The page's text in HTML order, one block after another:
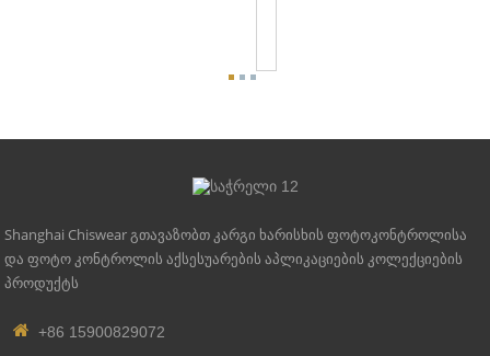
Shanghai Chiswear გთავაზობთ კარგი ხარისხის ფოტოკონტროლისა
და ფოტო კონტროლის აქსესუარების აპლიკაციების კოლექციების
პროდუქტს
+86 15900829072